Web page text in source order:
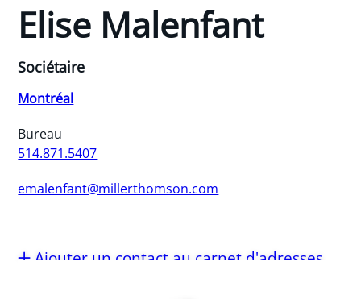
Elise Malenfant
Sociétaire
Montréal
Bureau
514.871.5407
emalenfant@millerthomson.com
Ajouter un contact au carnet d'adresses